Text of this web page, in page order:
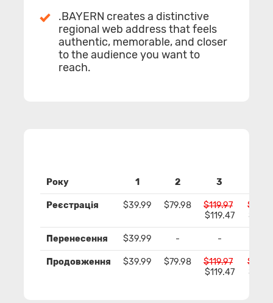
.BAYERN creates a distinctive
regional web address that feels
authentic, memorable, and closer
to the audience you want to
reach.
Року 1 2 3
Реєстрація $39.99 $79.98
$119.97
$119.47
Перенесення $39.99 - -
Продовження $39.99 $79.98
$119.97
$119.47